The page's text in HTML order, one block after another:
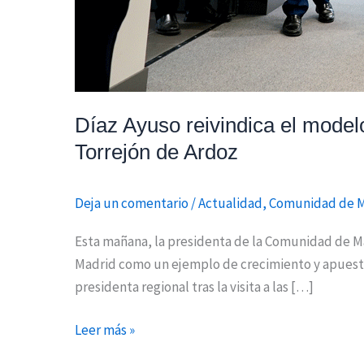
Díaz Ayuso reivindica el
Torrejón de Ardoz
Deja un comentario/Actualidad,Comunidad de
Esta mañana, la presidenta de la Comunidad de
Madrid como un ejemplo de crecimiento y
presidenta regional tras la visita a las […]
Leer más »